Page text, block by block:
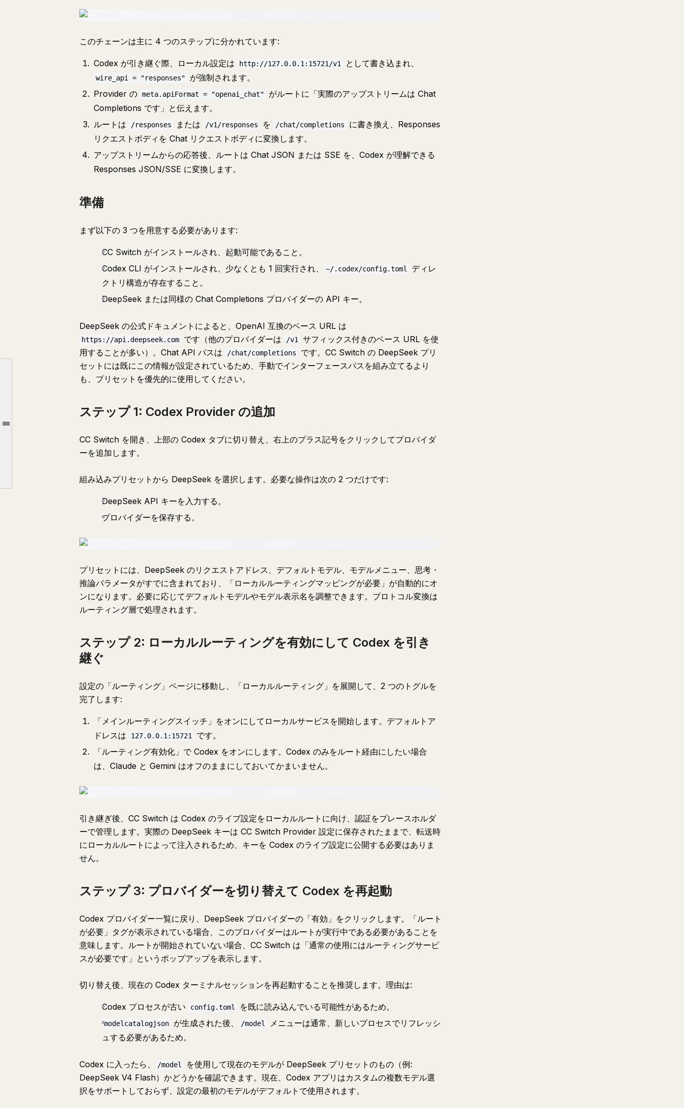
Article outline
ローカルルーティングが必要な理由
ステップ 3: プロバイダーを切り替えて Codex を再起動
他の Chat プロバイダーの扱い方
このチェーンは主に 4 つのステップに分かれています:
Codex が引き継ぐ際、ローカル設定は http://127.0.0.1:15721/v1 として書き込まれ、
wire_api = "responses"
が強制されます。
Provider の meta.apiFormat = "openai_chat"
がルートに「実際のアップストリームは Chat
Completions です」と伝えます。
ルートは
/responses または /v1/responses を /chat/completions
に書き換え、Responses
リクエストボディを Chat リクエストボディに変換します。
アップストリームからの応答後、ルートは Chat JSON または SSE を、Codex が理解できる
Responses JSON/SSE に変換します。
準備
まず以下の 3 つを用意する必要があります:
CC Switch がインストールされ、起動可能であること。
Codex CLI がインストールされ、少なくとも 1 回実行され、
~/.codex/config.toml
ディレ
クトリ構造が存在すること。
DeepSeek または同様の Chat Completions プロバイダーの API キー。
DeepSeek の公式ドキュメントによると、OpenAI 互換のベース URL は
https://api.deepseek.com です（他のプロバイダーは /v1
サフィックス付きのベース URL を使
用することが多い）。Chat API パスは
/chat/completions
です。CC Switch の DeepSeek プリ
セットには既にこの情報が設定されているため、手動でインターフェースパスを組み立てるより
も、プリセットを優先的に使用してください。
ステップ 1: Codex Provider の追加
CC Switch を開き、上部の Codex タブに切り替え、右上のプラス記号をクリックしてプロバイダ
ーを追加します。
組み込みプリセットから DeepSeek を選択します。必要な操作は次の 2 つだけです:
DeepSeek API キーを入力する。
プロバイダーを保存する。
プリセットには、DeepSeek のリクエストアドレス、デフォルトモデル、モデルメニュー、思考・
推論パラメータがすでに含まれており、「ローカルルーティングマッピングが必要」が自動的にオ
ンになります。必要に応じてデフォルトモデルやモデル表示名を調整できます。プロトコル変換は
ルーティング層で処理されます。
ステップ 2: ローカルルーティングを有効にして Codex を引き
継ぐ
設定の「ルーティング」ページに移動し、「ローカルルーティング」を展開して、2 つのトグルを
完了します:
「メインルーティングスイッチ」をオンにしてローカルサービスを開始します。デフォルトア
ドレスは
127.0.0.1:15721
です。
「ルーティング有効化」で Codex をオンにします。Codex のみをルート経由にしたい場合
は、Claude と Gemini はオフのままにしておいてかまいません。
引き継ぎ後、CC Switch は Codex のライブ設定をローカルルートに向け、認証をプレースホルダ
ーで管理します。実際の DeepSeek キーは CC Switch Provider 設定に保存されたままで、転送時
にローカルルートによって注入されるため、キーを Codex のライブ設定に公開する必要はありま
せん。
ステップ 3: プロバイダーを切り替えて Codex を再起動
Codex プロバイダー一覧に戻り、DeepSeek プロバイダーの「有効」をクリックします。「ルート
が必要」タグが表示されている場合、このプロバイダーはルートが実行中である必要があることを
意味します。ルートが開始されていない場合、CC Switch は「通常の使用にはルーティングサービ
スが必要です」というポップアップを表示します。
切り替え後、現在の Codex ターミナルセッションを再起動することを推奨します。理由は:
Codex プロセスが古い config.toml を既に読み込んでいる可能性があるため。
modelcatalogjson が生成された後、 /model
メニューは通常、新しいプロセスでリフレッシ
ュする必要があるため。
Codex に入ったら、 /model
を使用して現在のモデルが DeepSeek プリセットのもの（例:
DeepSeek V4 Flash）かどうかを確認できます。現在、Codex アプリはカスタムの複数モデル選
択をサポートしておらず、設定の最初のモデルがデフォルトで使用されます。